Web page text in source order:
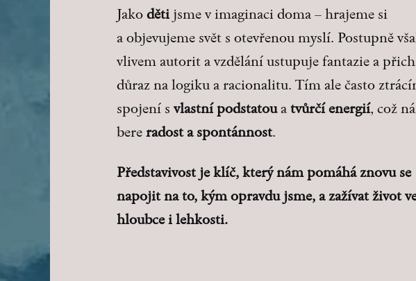
Jako dětijsme v imaginaci doma – hrajeme si
a objevujeme svět s otevřenou myslí. Postupně
vlivem autorit a vzdělání ustupuje fantazie a
důraz na logiku a racionalitu. Tím ale často
spojení s vlastní podstatoua tvůrčí energií, což
bere radost a spontánnost.
Představivost je klíč, který nám pomáhá znovu se
napojit na to, kým opravdu jsme, a zažívat život
hloubce i lehkosti.